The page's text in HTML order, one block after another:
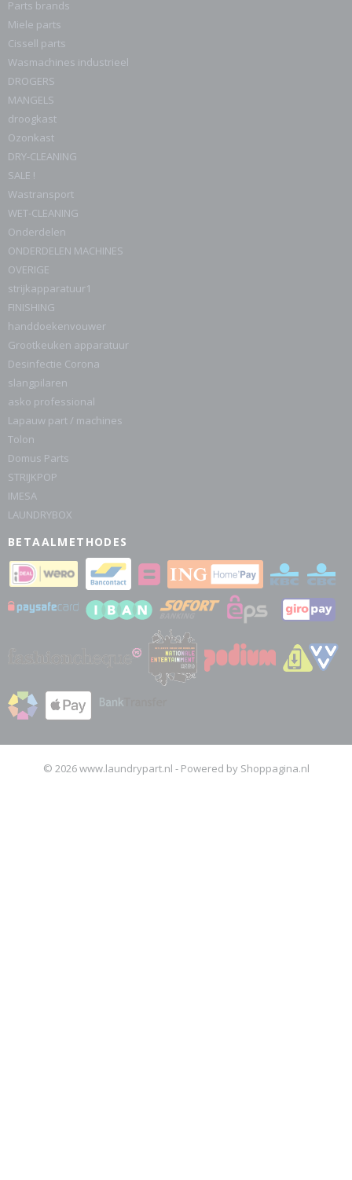
Parts brands
Miele parts
Cissell parts
Wasmachines industrieel
DROGERS
MANGELS
droogkast
Ozonkast
DRY-CLEANING
SALE !
Wastransport
WET-CLEANING
Onderdelen
ONDERDELEN MACHINES
OVERIGE
strijkapparatuur1
FINISHING
handdoekenvouwer
Grootkeuken apparatuur
Desinfectie Corona
slangpilaren
asko professional
Lapauw part / machines
Tolon
Domus Parts
STRIJKPOP
IMESA
LAUNDRYBOX
BETAALMETHODES
© 2026 www.laundrypart.nl - Powered by Shoppagina.nl